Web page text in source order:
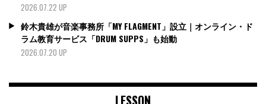
2026.07.22 UP
鈴木貴雄が音楽事務所「MY FLAGMENT」設立｜オンライン・ド
ラム教育サービス「DRUM SUPPS」も始動
2026.07.20 UP
LESSON